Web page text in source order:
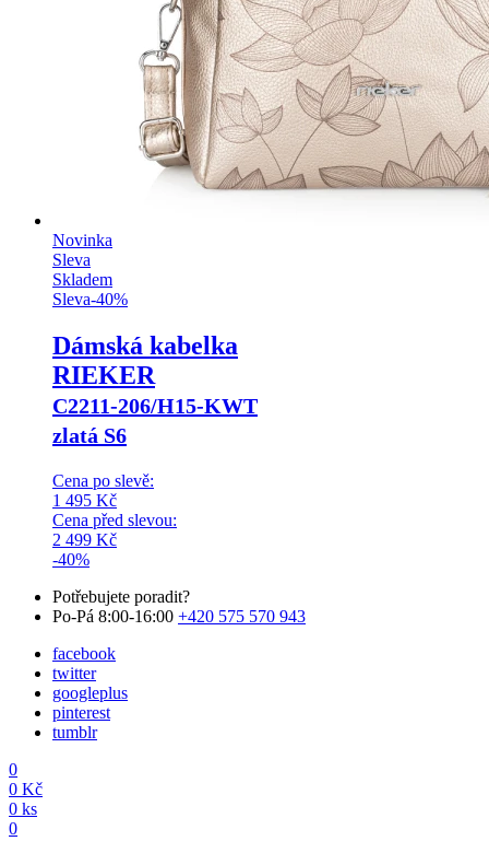
Novinka
Sleva
Skladem
Sleva-40%
Dámská kabelka
RIEKER
C2211-206/H15-KWT
zlatá S6
Cena po slevě:
1 495 Kč
Cena před slevou:
2 499 Kč
-40%
Potřebujete poradit?
Po-Pá 8:00-16:00 +420 575 570 943
facebook
twitter
googleplus
pinterest
tumblr
0
0 Kč
0 ks
0